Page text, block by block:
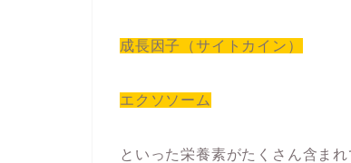
成長因子（サイトカイン）
エクソソーム
といった栄養素がたくさん含まれ